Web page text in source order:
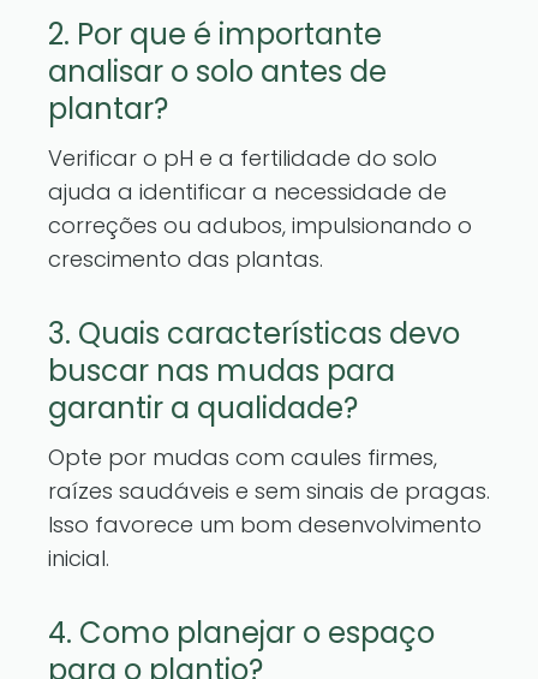
2. Por que é importante
analisar o solo antes de
plantar?
Verificar o pH e a fertilidade do solo
ajuda a identificar a necessidade de
correções ou adubos, impulsionando o
crescimento das plantas.
3. Quais características devo
buscar nas mudas para
garantir a qualidade?
Opte por mudas com caules firmes,
raízes saudáveis e sem sinais de pragas.
Isso favorece um bom desenvolvimento
inicial.
4. Como planejar o espaço
para o plantio?